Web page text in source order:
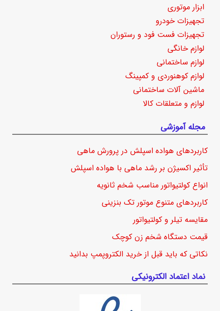
ابزار موتوری
تجهیزات خودرو
تجهیزات فست فود و رستوران
لوازم خانگی
لوازم ساختمانی
لوازم کوهنوردی و کمپینگ
ماشین آلات ساختمانی
لوازم و متعلقات کالا
مجله آموزشی
کاربردهای هواده اسپلش در پرورش ماهی
تأثیر اکسیژن بر رشد ماهی با هواده اسپلش
انواع کولتیواتور مناسب شخم ثانویه
کاربردهای متنوع موتور تک بنزینی
مقایسه تیلر و کولتیواتور
قیمت دستگاه شخم زن کوچک
نکاتی که باید قبل از خرید الکتروپمپ بدانید
نماد اعتماد الکترونیکی